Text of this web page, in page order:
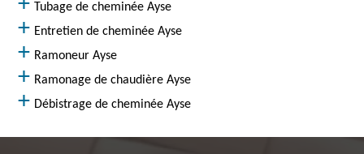
Tubage de cheminée Ayse
Entretien de cheminée Ayse
Ramoneur Ayse
Ramonage de chaudière Ayse
Débistrage de cheminée Ayse